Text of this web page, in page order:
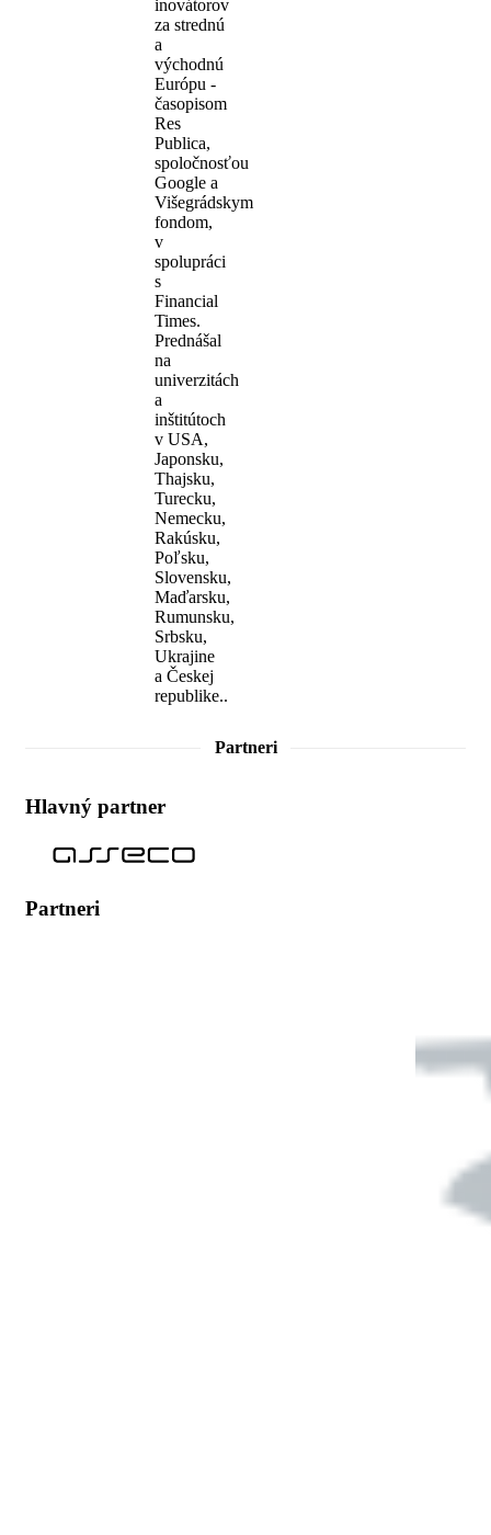
inovátorov
za strednú
a
východnú
Európu -
časopisom
Res
Publica,
spoločnosťou
Google a
Višegrádskym
fondom,
v
spolupráci
s
Financial
Times.
Prednášal
na
univerzitách
a
inštitútoch
v USA,
Japonsku,
Thajsku,
Turecku,
Nemecku,
Rakúsku,
Poľsku,
Slovensku,
Maďarsku,
Rumunsku,
Srbsku,
Ukrajine
a Českej
republike..
Partneri
Hlavný partner
Partneri